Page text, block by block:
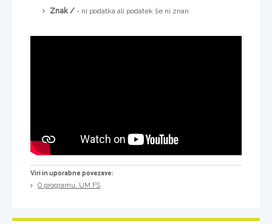
Znak / - ni podatka ali podatek še ni znan
Viri in uporabne povezave:
O programu, UM FS